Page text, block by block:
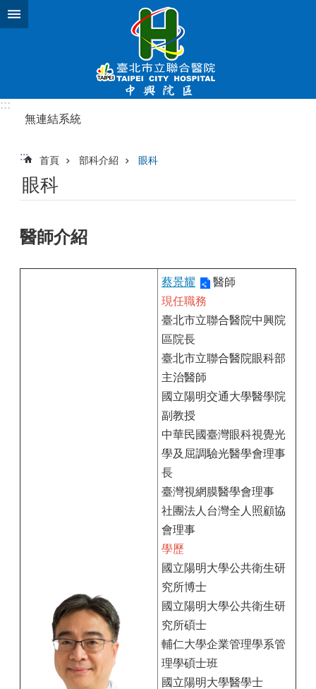
跳到主要內容區塊
:::
無連結系統
::: 首頁 部科介紹 眼科
眼科
醫師介紹
蔡景耀
醫師
現任職務
臺北市立聯合醫院中興院
區院長
臺北市立聯合醫院眼科部
主治醫師
國立陽明交通大學醫學院
副教授
中華民國臺灣眼科視覺光
學及屈調驗光醫學會理事
長
臺灣視網膜醫學會理事
社團法人台灣全人照顧協
會理事
學歷
國立陽明大學公共衛生研
究所博士
國立陽明大學公共衛生研
究所碩士
輔仁大學企業管理學系管
理學碩士班
國立陽明大學醫學士